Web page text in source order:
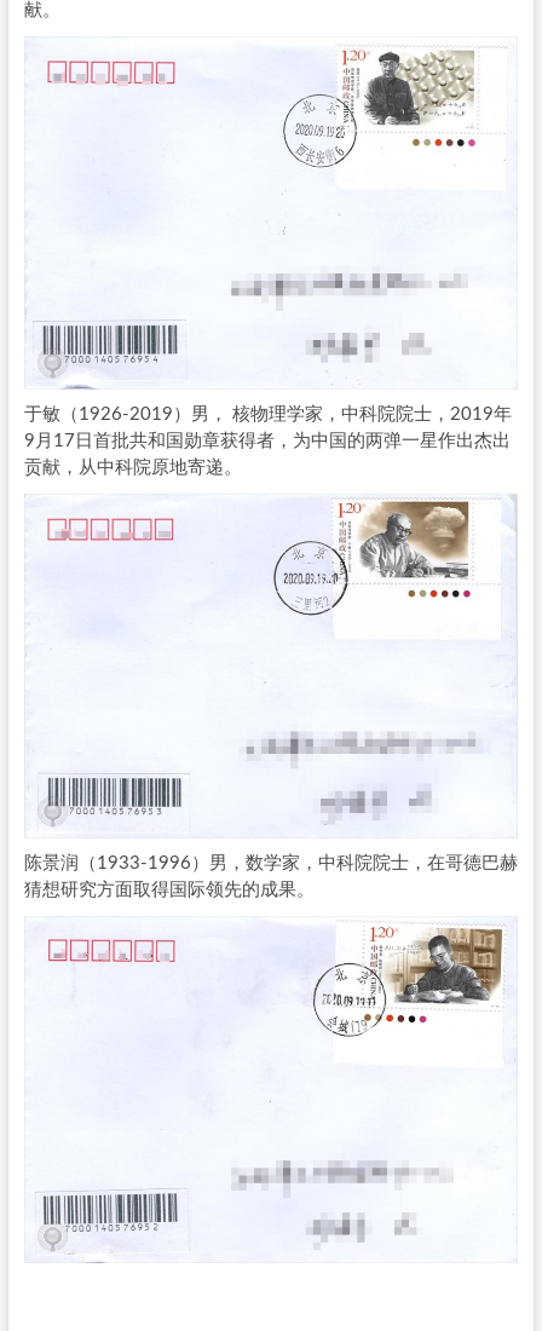
献。
于敏（1926-2019）男， 核物理学家，中科院院士，2019年
9月17日首批共和国勋章获得者，为中国的两弹一星作出杰出
贡献，从中科院原地寄递。
陈景润（1933-1996）男，数学家，中科院院士，在哥德巴赫
猜想研究方面取得国际领先的成果。